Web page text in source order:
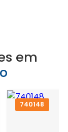
em
740148